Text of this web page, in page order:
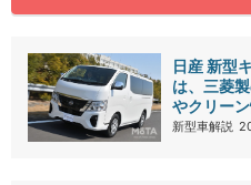
日産 新型
は、三菱
やクリー
新型車解説